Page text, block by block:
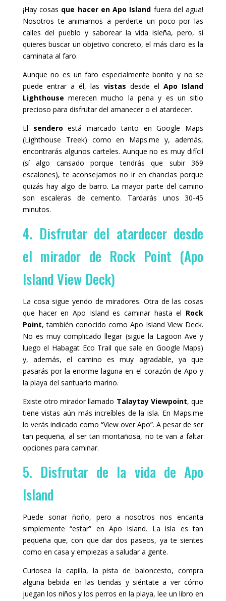
¡Hay cosas que hacer en Apo Island fuera del agua!
Nosotros te animamos a perderte un poco por las
calles del pueblo y saborear la vida isleña, pero, si
quieres buscar un objetivo concreto, el más claro es la
caminata al faro.
Aunque no es un faro especialmente bonito y no se
puede entrar a él, las vistas desde elApo Island
Lighthouse merecen mucho la pena y es un sitio
precioso para disfrutar del amanecer o el atardecer.
El sendero está marcado tanto en Google Maps
(Lighthouse Treek) como en Maps.me y, además,
encontrarás algunos carteles. Aunque no es muy difícil
(sí algo cansado porque tendrás que subir 369
escalones), te aconsejamos no ir en chanclas porque
quizás hay algo de barro. La mayor parte del camino
son escaleras de cemento. Tardarás unos 30-45
minutos.
4. Disfrutar del atardecer desde
el mirador de Rock Point (Apo
Island View Deck)
La cosa sigue yendo de miradores. Otra de las cosas
que hacer en Apo Island es caminar hasta el Rock
Point, también conocido como Apo Island View Deck.
No es muy complicado llegar (sigue la Lagoon Ave y
luego el Habagat Eco Trail que sale en Google Maps)
y, además, el camino es muy agradable, ya que
pasarás por la enorme laguna en el corazón de Apo y
la playa del santuario marino.
Existe otro mirador llamado Talaytay Viewpoint, que
tiene vistas aún más increíbles de la isla. En Maps.me
lo verás indicado como “View over Apo”. A pesar de ser
tan pequeña, al ser tan montañosa, no te van a faltar
opciones para caminar.
5. Disfrutar de la vida de Apo
Island
Puede sonar ñoño, pero a nosotros nos encanta
simplemente “estar” en Apo Island. La isla es tan
pequeña que, con que dar dos paseos, ya te sientes
como en casa y empiezas a saludar a gente.
Curiosea la capilla, la pista de baloncesto, compra
alguna bebida en las tiendas y siéntate a ver cómo
juegan los niños y los perros en la playa, lee un libro en